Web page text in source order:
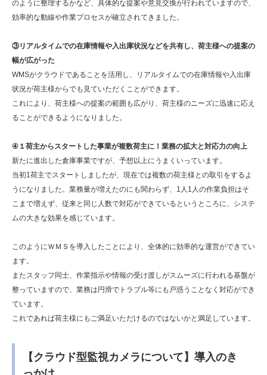
のように整理するかなど、具体的な提案や意見交換が行われていますので、
効率的な動線や作業プロセスが確立されてきました。
③リアルタイムでの在庫情報や入出庫状況などを共有し、荷主様への提案の
幅が広がった
WMSがクラウドであることを活用し、リアルタイムでの在庫情報や入出庫
状況が荷主様からでも見ていただくことができます。
これにより、荷主様への提案の範囲も広がり、荷主様のニーズに迅速に応え
ることができるようになりました。
④１荷主からスタートした事業が複数荷主に！業務の拡大と対応力の向上
新たに進出した倉庫事業ですが、予想以上にうまくいっています。
当初1荷主でスタートしましたが、現在では複数の荷主様との取引をするよ
うになりました。業務量が増えたのにも関わらず、1人1人の作業負担はそ
こまで増えず、従来と同じ人数で対応ができているというところに、システ
ムの大きな効果を感じています。
このようにＷＭＳを導入したことにより、全体的に効率的な運営ができてい
ます。
またスタッフ同士、作業指示や情報の受け渡しがスムーズに行われる基盤が
整っていますので、業務は円滑でトラブル等にも戸惑うことなく対応ができ
ています。
これであれば荷主様にもご満足いただけるのではないかと満足しています。
【クラウド型監視カメラについて】導入のき